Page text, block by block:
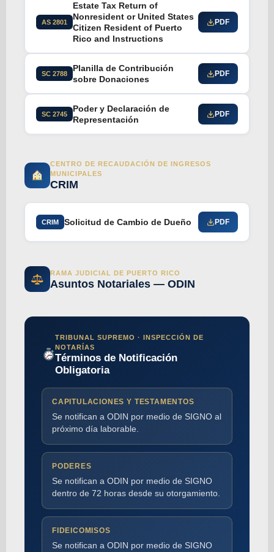
AS 2801
Estate Tax Return of
Nonresident or United States
Citizen Resident of Puerto
Rico and Instructions
PDF
SC 2788
Planilla de Contribución
sobre Donaciones
PDF
SC 2745
Poder y Declaración de
Representación
PDF
CENTRO DE RECAUDACIÓN DE INGRESOS
MUNICIPALES
CRIM
CRIM Solicitud de Cambio de Dueño PDF
RAMA JUDICIAL DE PUERTO RICO
Asuntos Notariales — ODIN
TRIBUNAL SUPREMO · INSPECCIÓN DE
NOTARÍAS
Términos de Notificación
Obligatoria
CAPITULACIONES Y TESTAMENTOS
Se notifican a ODIN por medio de SIGNO al
próximo día laborable.
PODERES
Se notifican a ODIN por medio de SIGNO
dentro de 72 horas desde su otorgamiento.
FIDEICOMISOS
Se notifican a ODIN por medio de SIGNO